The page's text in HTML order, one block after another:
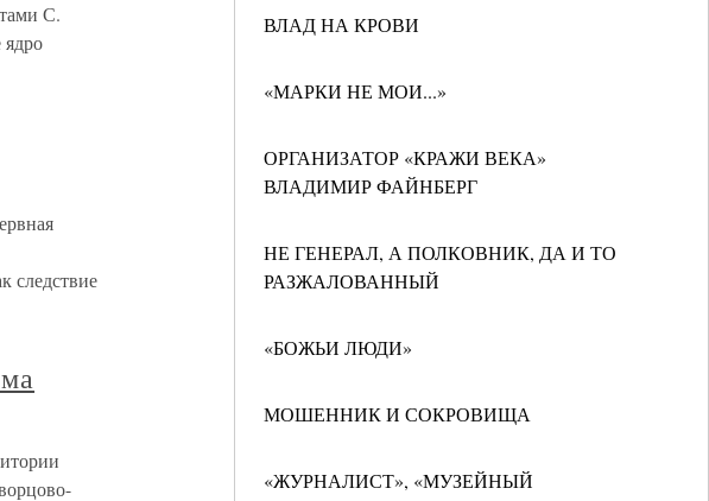
ВЛАД НА КРОВИ
«МАРКИ НЕ МОИ...»
ОРГАНИЗАТОР «КРАЖИ ВЕКА»
ВЛАДИМИР ФАЙНБЕРГ
НЕ ГЕНЕРАЛ, А ПОЛКОВНИК, ДА И ТО
РАЗЖАЛОВАННЫЙ
«БОЖЬИ ЛЮДИ»
МОШЕННИК И СОКРОВИЩА
«ЖУРНАЛИСТ», «МУЗЕЙНЫЙ
С.
следствие